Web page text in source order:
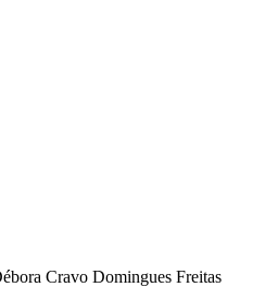
Cravo Domingues Freitas